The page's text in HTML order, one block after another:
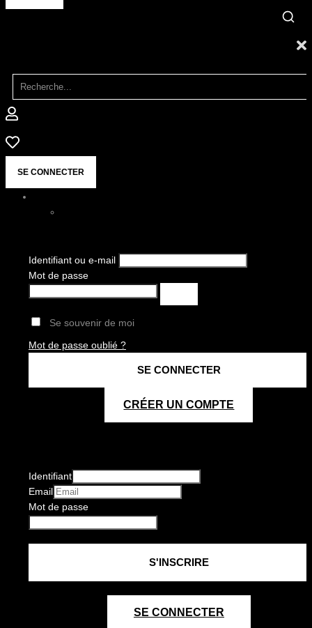
SE CONNECTER
Identifiant ou e-mail
Mot de passe
Se souvenir de moi
Mot de passe oublié ?
CRÉER UN COMPTE
Identifiant
Email
Mot de passe
SE CONNECTER